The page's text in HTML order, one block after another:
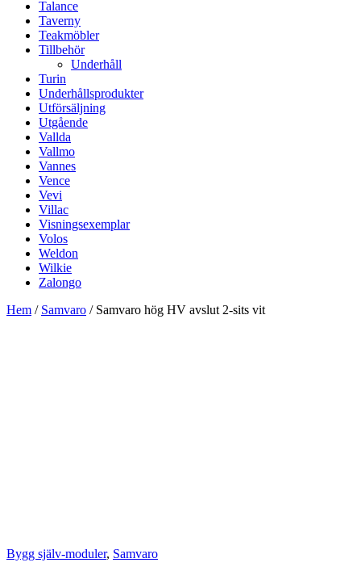
Talance
Taverny
Teakmöbler
Tillbehör
Underhåll
Turin
Underhållsprodukter
Utförsäljning
Utgående
Vallda
Vallmo
Vannes
Vence
Vevi
Villac
Visningsexemplar
Volos
Weldon
Wilkie
Zalongo
Hem / Samvaro / Samvaro hög HV avslut 2-sits vit
Bygg själv-moduler, Samvaro